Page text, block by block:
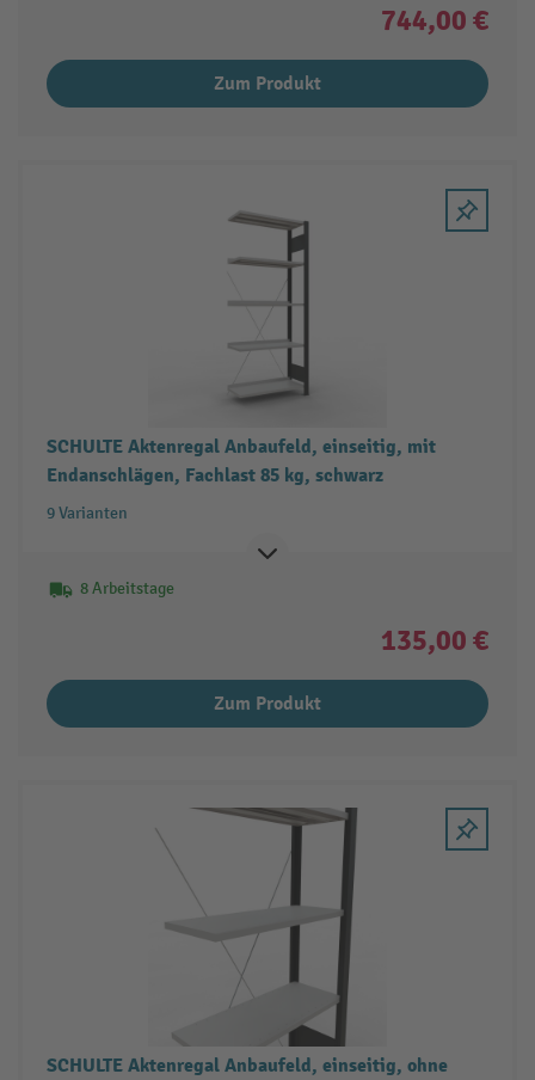
744,00 €
Zum Produkt
SCHULTE Aktenregal Anbaufeld, einseitig, mit
Endanschlägen, Fachlast 85 kg, schwarz
9 Varianten
8 Arbeitstage
135,00 €
Zum Produkt
SCHULTE Aktenregal Anbaufeld, einseitig, ohne